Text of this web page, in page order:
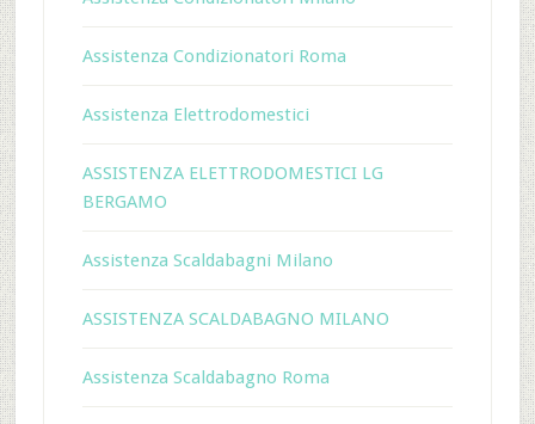
Assistenza Condizionatori Roma
Assistenza Elettrodomestici
ASSISTENZA ELETTRODOMESTICI LG
BERGAMO
Assistenza Scaldabagni Milano
ASSISTENZA SCALDABAGNO MILANO
Assistenza Scaldabagno Roma